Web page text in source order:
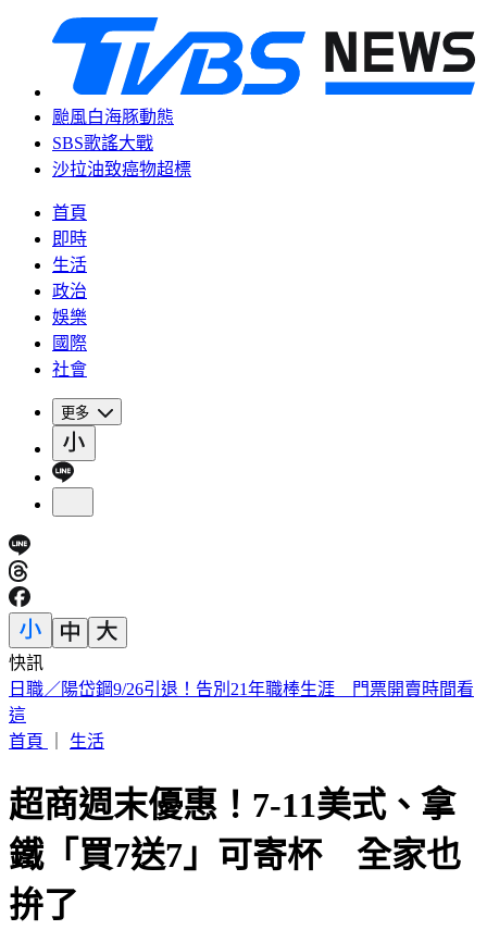
颱風白海豚動態
SBS歌謠大戰
沙拉油致癌物超標
首頁
即時
生活
政治
娛樂
國際
社會
更多
快訊
打詐打到哪？LINE投票詐騙燒中央 民進黨內接連傳災情
首頁
超商週末優惠！7-11美式、拿
鐵「買7送7」可寄杯 全家也
拚了